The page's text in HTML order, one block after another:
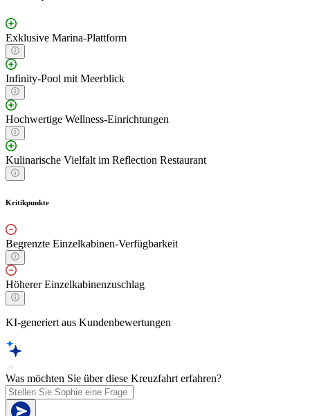
Exklusive Marina-Plattform
Infinity-Pool mit Meerblick
Hochwertige Wellness-Einrichtungen
Kulinarische Vielfalt im Reflection Restaurant
Kritikpunkte
Begrenzte Einzelkabinen-Verfügbarkeit
Höherer Einzelkabinenzuschlag
KI-generiert aus Kundenbewertungen
Was möchten Sie über diese Kreuzfahrt erfahren?